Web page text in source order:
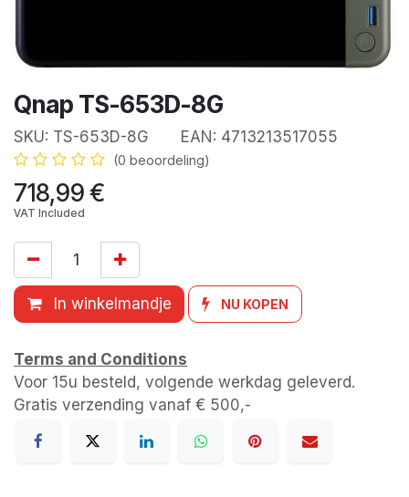
Qnap TS-653D-8G
SKU: TS-653D-8G EAN: 4713213517055
(0 beoordeling)
718,99€
VAT Included
In winkelmandje NU KOPEN
Terms and Conditions
Voor 15u besteld, volgende werkdag geleverd.
Gratis verzending vanaf € 500,-